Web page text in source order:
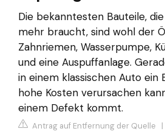
Die bekanntesten Bauteile,
mehr braucht, sind wohl der
Zahnriemen, Wasserpumpe,
und eine Auspuffanlage.
in einem klassischen Auto ein
hohe Kosten verursachen
einem Defekt kommt.
Antrag auf Entfernung der Quelle |